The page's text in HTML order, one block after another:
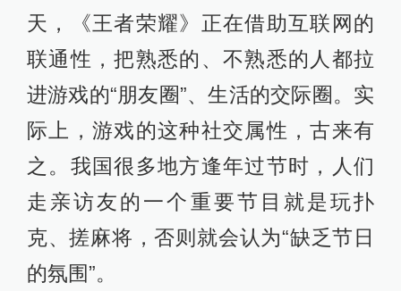
天，《王者荣耀》正在借助互联网的
联通性，把熟悉的、不熟悉的人都拉
进游戏的“朋友圈”、生活的交际圈。实
际上，游戏的这种社交属性，古来有
之。我国很多地方逢年过节时，人们
走亲访友的一个重要节目就是玩扑
克、搓麻将，否则就会认为“缺乏节日
的氛围”。